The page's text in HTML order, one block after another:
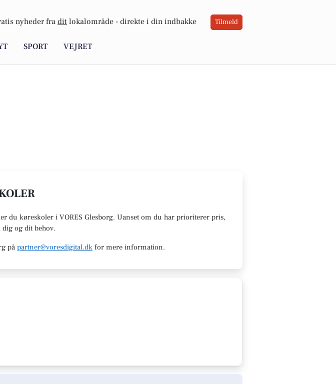
nyheder fra dit lokalområde - direkte i din indbakke Tilmeld
SPORT VEJRET
du køreskoler i VORES Glesborg. Uanset om du har prioriterer pris,
og dit behov.
på partner@voresdigital.dk for mere information.